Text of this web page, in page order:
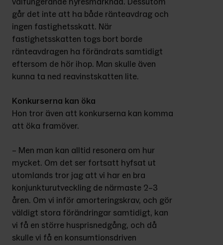
går det inte att ha både ränteavdrag och
ingen fastighetsskatt. När
fastighetsskatten togs bort borde
ränteavdragen ha förändrats samtidigt
eftersom de hör ihop. Man skulle även
kunna ta ned reavinstskatten lite.
Konkurserna kan öka
Hon tror även att konkurserna kan komma
att öka framöver.
– Men man kan alltid resonera om hur
mycket. Om det ser fortsatt hyfsat ut
utomlands tror jag att vi har en bra
konjunkturutveckling de närmaste 2–3
åren. Om vi inför amorteringskrav, och gör
väldigt stora förändringar samtidigt, kan
vi få en större husprisnedgång, och då
skulle vi få en konsumtionsdriven